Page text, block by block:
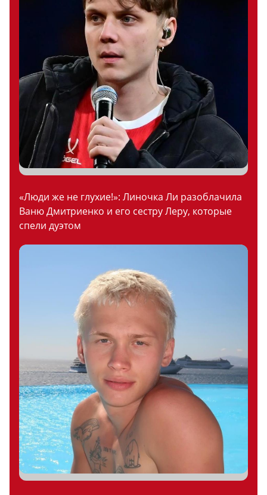
«Люди же не глухие!»: Линочка Ли разоблачила
Ваню Дмитриенко и его сестру Леру, которые
спели дуэтом